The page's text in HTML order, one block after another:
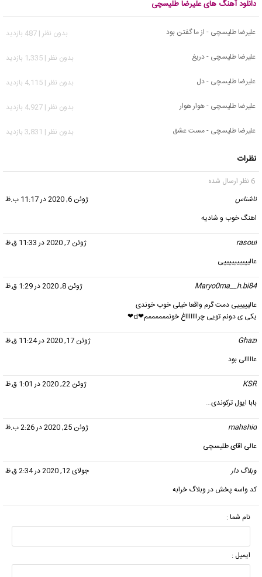
دانلود آهنگ های علیرضا طلیسچی
علیرضا طلیسچی - از ما گفتن بود
بدون نظر | 487 بازدید
علیرضا طلیسچی - دریغ
بدون نظر | 1,335 بازدید
علیرضا طلیسچی - دل
بدون نظر | 4,115 بازدید
علیرضا طلیسچی - هوار هوار
بدون نظر | 4,927 بازدید
علیرضا طلیسچی - مست عشق
بدون نظر | 3,831 بازدید
نظرات
6 نظر ارسال شده
ناشناس
ژوئن 6, 2020 در 11:17 ب.ظ
اهنگ خوب و شادیه
rasoul
ژوئن 7, 2020 در 11:33 ق.ظ
عالییییییییییی
Maryo0ma__h.bi84
ژوئن 8, 2020 در 1:29 ق.ظ
عالیییییی دمت گرم واقعا خیلی خوب خوندی
یکی ی دونم تویی چراااااااغ خونممممممم❤d❤
Ghazi
ژوئن 17, 2020 در 11:24 ق.ظ
عاااالی بود
KSR
ژوئن 22, 2020 در 1:01 ق.ظ
بابا ایول ترکوندی…
mahshid
ژوئن 25, 2020 در 2:26 ب.ظ
عالی اقای طلیسچی
وبلاگ دار
جولای 12, 2020 در 2:34 ق.ظ
كد واسه پخش در وبلاگ خرابه
نام شما :
ایمیل :